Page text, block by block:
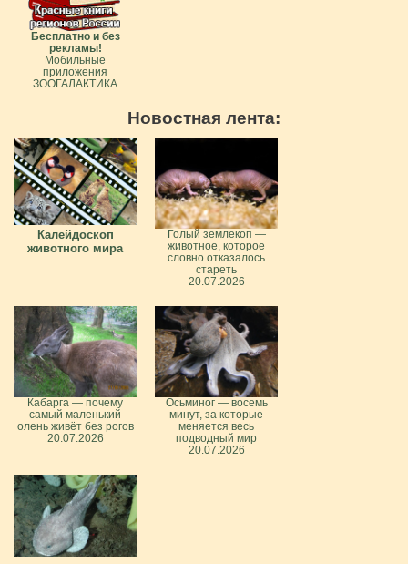
Бесплатно и без
рекламы!
Мобильные
приложения
ЗООГАЛАКТИКА
Новостная лента:
Калейдоскоп
животного мира
Голый землекоп —
животное, которое
словно отказалось
стареть
20.07.2026
Кабарга — почему
самый маленький
олень живёт без рогов
20.07.2026
Осьминог — восемь
минут, за которые
меняется весь
подводный мир
20.07.2026